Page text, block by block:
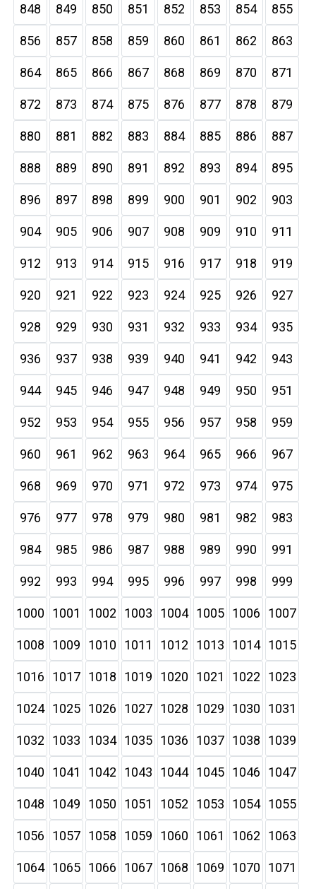
848 849 850 851 852 853 854 855
856 857 858 859 860 861 862 863
864 865 866 867 868 869 870 871
872 873 874 875 876 877 878 879
880 881 882 883 884 885 886 887
888 889 890 891 892 893 894 895
896 897 898 899 900 901 902 903
904 905 906 907 908 909 910 911
912 913 914 915 916 917 918 919
920 921 922 923 924 925 926 927
928 929 930 931 932 933 934 935
936 937 938 939 940 941 942 943
944 945 946 947 948 949 950 951
952 953 954 955 956 957 958 959
960 961 962 963 964 965 966 967
968 969 970 971 972 973 974 975
976 977 978 979 980 981 982 983
984 985 986 987 988 989 990 991
992 993 994 995 996 997 998 999
1000 1001 1002 1003 1004 1005 1006 1007
1008 1009 1010 1011 1012 1013 1014 1015
1016 1017 1018 1019 1020 1021 1022 1023
1024 1025 1026 1027 1028 1029 1030 1031
1032 1033 1034 1035 1036 1037 1038 1039
1040 1041 1042 1043 1044 1045 1046 1047
1048 1049 1050 1051 1052 1053 1054 1055
1056 1057 1058 1059 1060 1061 1062 1063
1064 1065 1066 1067 1068 1069 1070 1071